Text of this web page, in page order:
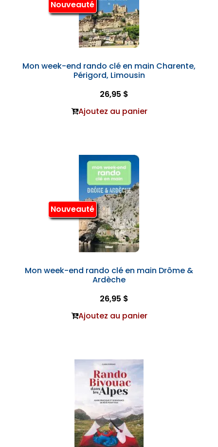
Nouveauté
Mon week-end rando clé en main Charente,
Périgord, Limousin
26,95 $
Ajoutez au panier
Nouveauté
Mon week-end rando clé en main Drôme &
Ardèche
26,95 $
Ajoutez au panier